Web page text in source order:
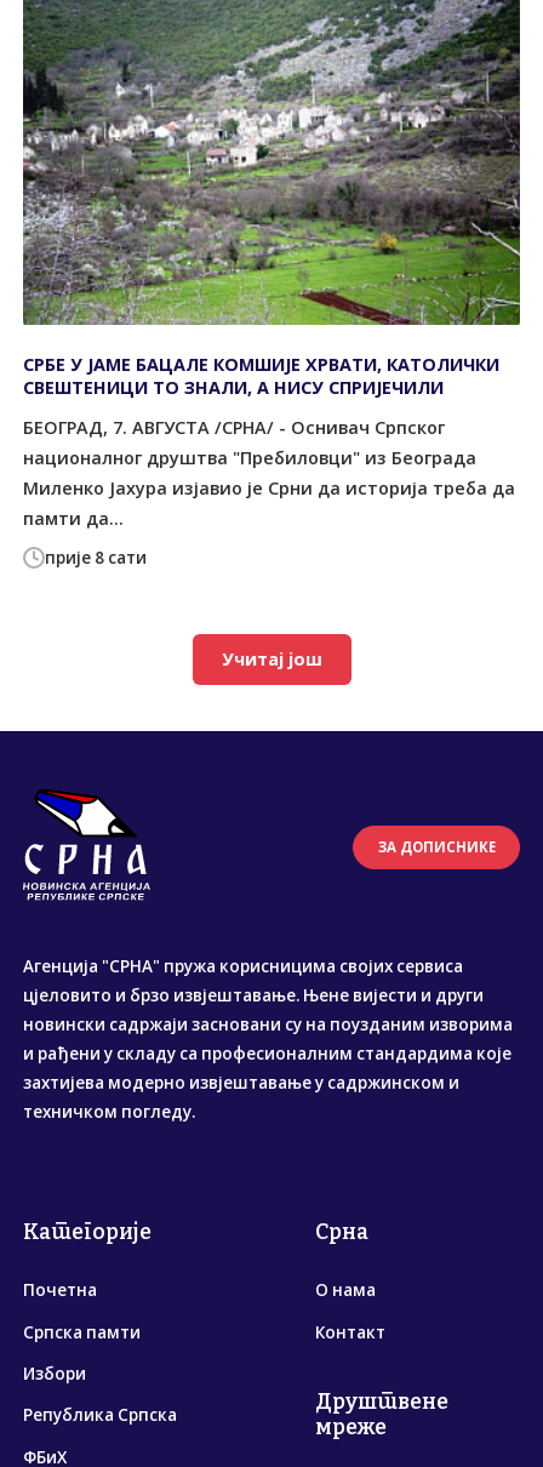
прије 8 сати
СРБЕ У ЈАМЕ БАЦАЛЕ КОМШИЈЕ ХРВАТИ, КАТОЛИЧКИ
СВЕШТЕНИЦИ ТО ЗНАЛИ, А НИСУ СПРИЈЕЧИЛИ
БЕОГРАД, 7. АВГУСТА /СРНА/ - Оснивач Српског
националног друштва "Пребиловци" из Београда
Миленко Јахура изјавио је Срни да историја треба да
памти да...
Учитај још
ЗА ДОПИСНИКЕ
Агенција "СРНА" пружа корисницима својих сервиса
цјеловито и брзо извјештавање. Њене вијести и други
новински садржаји засновани су на поузданим изворима
и рађени у складу са професионалним стандардима које
захтијева модерно извјештавање у садржинском и
техничком погледу.
Категорије
Почетна
Српска памти
Избори
Република Српска
ФБиХ
Срна
О нама
Контакт
Друштвене
мреже